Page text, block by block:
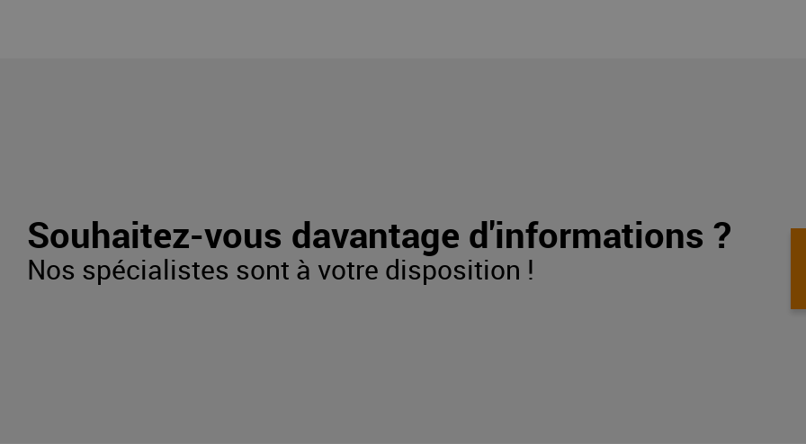
Souhaitez-vous davantage d'informations ?
Nos spécialistes sont à votre disposition !